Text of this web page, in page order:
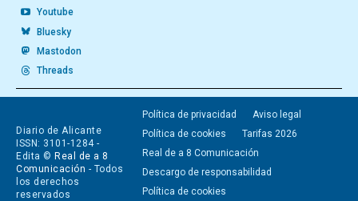
Youtube
Bluesky
Mastodon
Threads
Diario de Alicante
ISSN: 3101-1284 -
Edita © Real de a 8
Comunicación - Todos
los derechos
reservados
Política de privacidad
Aviso legal
Política de cookies
Tarifas 2026
Real de a 8 Comunicación
Descargo de responsabilidad
Política de cookies